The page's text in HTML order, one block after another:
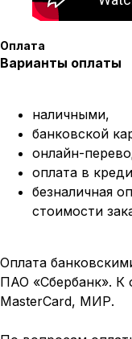
Оплата
Варианты оплаты
наличными,
банковской
онлайн-
оплата в
безналичная
стоимости
Оплата
ПАО «Сбербанк». К
MasterCard, МИР.